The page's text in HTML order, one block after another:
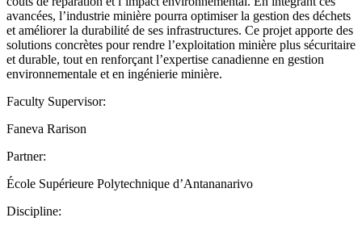
avancées, l’industrie minière pourra optimiser la gestion des déchets
et améliorer la durabilité de ses infrastructures. Ce projet apporte des
solutions concrètes pour rendre l’exploitation minière plus sécuritaire
et durable, tout en renforçant l’expertise canadienne en gestion
environnementale et en ingénierie minière.
Faculty Supervisor:
Faneva Rarison
Partner:
École Supérieure Polytechnique d’Antananarivo
Discipline: